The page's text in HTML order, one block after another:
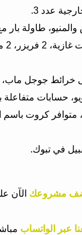
عدد 3.
حسابات
متوافر كروت
في تبوك.
مشروعك الآن
عبر الواتساب